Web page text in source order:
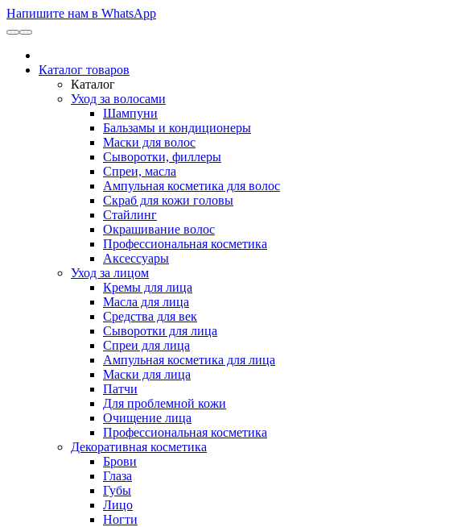
Напишите нам в WhatsApp
Каталог товаров
Каталог
Уход за волосами
Шампуни
Бальзамы и кондиционеры
Маски для волос
Сыворотки, филлеры
Спреи, масла
Ампульная косметика для волос
Скраб для кожи головы
Стайлинг
Окрашивание волос
Профессиональная косметика
Аксессуары
Уход за лицом
Кремы для лица
Масла для лица
Средства для век
Сыворотки для лица
Спреи для лица
Ампульная косметика для лица
Маски для лица
Патчи
Для проблемной кожи
Очищение лица
Профессиональная косметика
Декоративная косметика
Брови
Глаза
Губы
Лицо
Ногти